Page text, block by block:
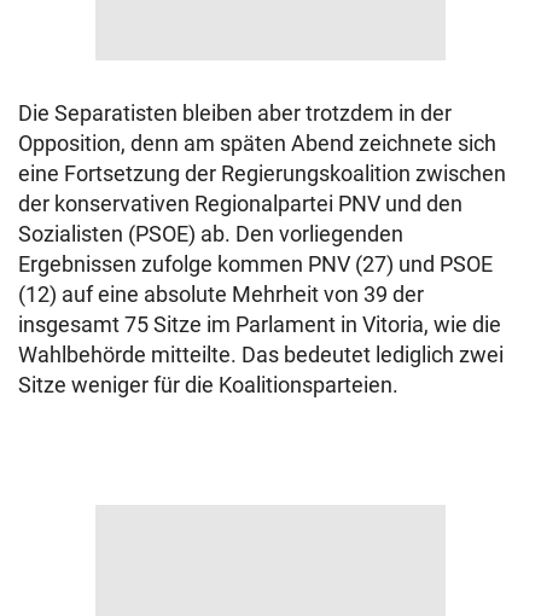
Die Separatisten bleiben aber trotzdem in der
Opposition, denn am späten Abend zeichnete sich
eine Fortsetzung der Regierungskoalition zwischen
der konservativen Regionalpartei PNV und den
Sozialisten (PSOE) ab. Den vorliegenden
Ergebnissen zufolge kommen PNV (27) und PSOE
(12) auf eine absolute Mehrheit von 39 der
insgesamt 75 Sitze im Parlament in Vitoria, wie die
Wahlbehörde mitteilte. Das bedeutet lediglich zwei
Sitze weniger für die Koalitionsparteien.